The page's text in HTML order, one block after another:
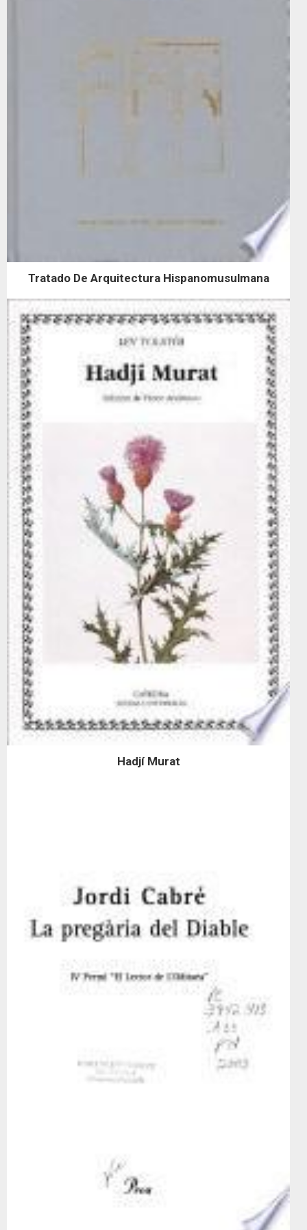
Tratado De Arquitectura Hispanomusulmana
Hadjí Murat